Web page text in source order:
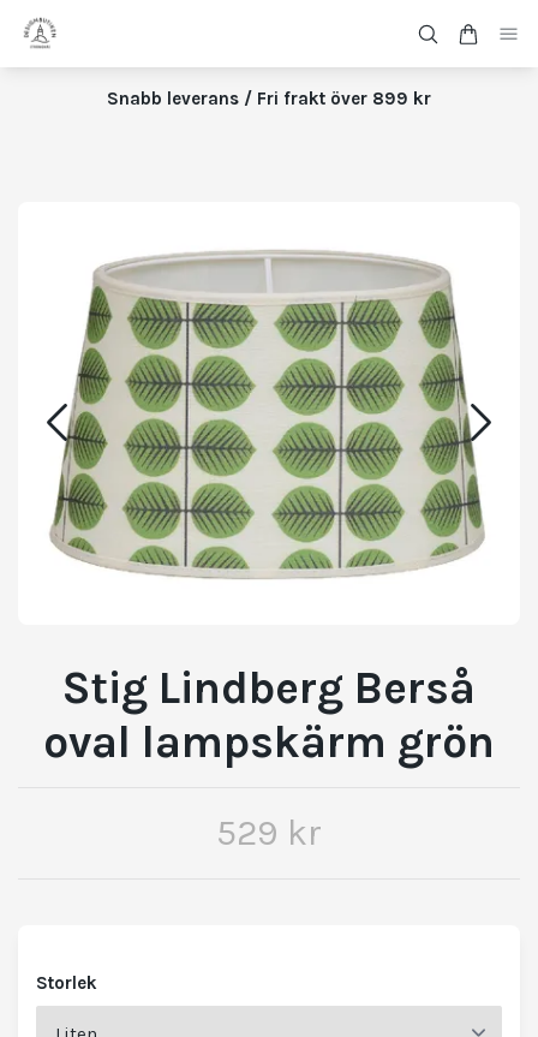
Snabb leverans / Fri frakt över 899 kr
Stig Lindberg Berså
oval lampskärm grön
529 kr
Storlek